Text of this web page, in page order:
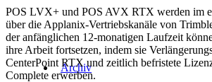
Archiv
POS LVX+ und POS AVX RTX werden im
über die Applanix-Vertriebskanäle von
der anfänglichen 12-monatigen Laufzeit
ihre Arbeit fortsetzen, indem sie
CenterPoint RTX und zeitlich befristete
Complete erwerben.